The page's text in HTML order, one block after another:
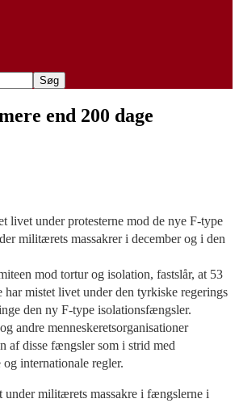
end 200 dage
livet under protesterne mod de nye F-type
militærets massakrer i december og i den
mod tortur og isolation, fastslår, at 53
har mistet livet under den tyrkiske regerings
den ny F-type isolationsfængsler.
andre menneskeretsorganisationer
af disse fængsler som i strid med
internationale regler.
militærets massakre i fængslerne i